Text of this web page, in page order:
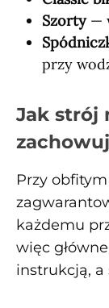
Szorty—
przy
Jak strój
Przy
każdemu
więc
instrukcją, a